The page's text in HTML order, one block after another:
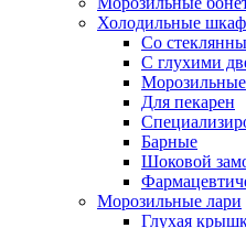
Холодильные
Со
С глухими
Морозильные
Для пекарен
Барные
Шоковой
Морозильные лари
Глухая